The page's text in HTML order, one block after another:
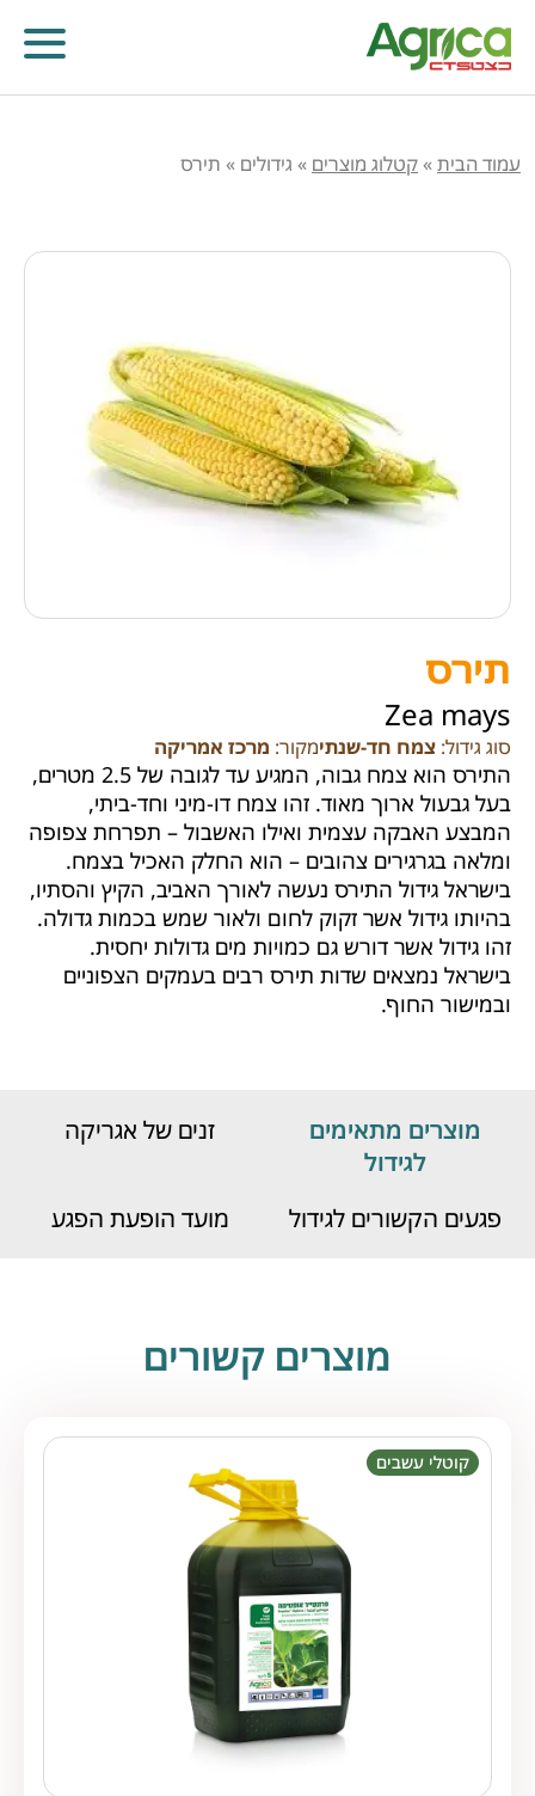
קוטלי עשבים
קוטלי מחלות
קוטלי חרקים
מווסתי צמיחה
דישון עלוותי וביוסטימולנטים
זרעים
שונות
עמוד הבית»קטלוג מוצרים » גידולים » תירס
תירס
Zea mays
סוג גידול: צמח חד-שנתימקור: מרכז אמריקה
התירס הוא צמח גבוה, המגיע עד לגובה של 2.5 מטרים,
בעל גבעול ארוך מאוד. זהו צמח דו-מיני וחד-ביתי,
המבצע האבקה עצמית ואילו האשבול – תפרחת צפופה
ומלאה בגרגירים צהובים – הוא החלק האכיל בצמח.
בישראל גידול התירס נעשה לאורך האביב, הקיץ והסתיו,
בהיותו גידול אשר זקוק לחום ולאור שמש בכמות גדולה.
זהו גידול אשר דורש גם כמויות מים גדולות יחסית.
בישראל נמצאים שדות תירס רבים בעמקים הצפוניים
ובמישור החוף.
מוצרים מתאימים
לגידול
זנים של אגריקה
פגעים הקשורים לגידול מועד הופעת הפגע
מוצרים קשורים
קוטלי עשבים